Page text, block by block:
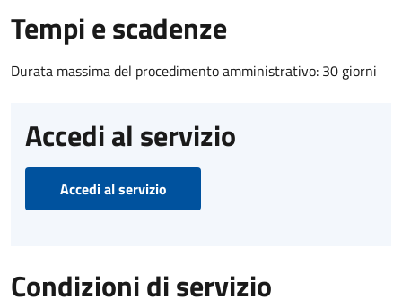
Tempi e scadenze
Durata massima del procedimento amministrativo: 30 giorni
Accedi al servizio
Accedi al servizio
Condizioni di servizio